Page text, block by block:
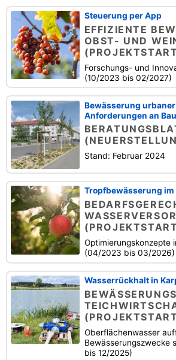
Steuerung per App
EFFIZIENTE
OBST- UND
Forschungs- und
(10/2023 bis 02/2027)
Bewässerung
Anforderungen an
Stand: Februar 2024
Tropfbewässerung im
Optimierungskonzepte
(04/2023 bis 03/2026)
Wasserrückhalt in
Oberflächenwasser
Bewässerungszwecke
bis 12/2025)